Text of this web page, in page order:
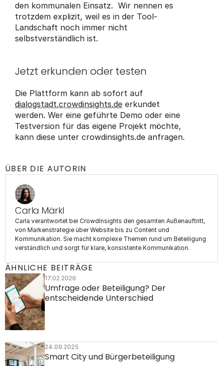
den kommunalen Einsatz.  Wir nennen es
trotzdem explizit, weil es in der Tool-
Landschaft noch immer nicht
selbstverständlich ist.
Jetzt erkunden oder testen
dialogstadt.crowdinsights.de erkundet
werden. Wer eine geführte Demo oder eine
Testversion für das eigene Projekt möchte,
kann diese unter crowdinsights.de anfragen.
ÄHNLICHE BEITRÄGE
17.02.2026
Umfrage oder Beteiligung? Der
entscheidende Unterschied
24.09.2025
Smart City und Bürgerbeteiligung
ÜBER DIE AUTORIN
Carla Märkl
Carla verantwortet bei CrowdInsights den gesamten Außenauftritt,
von Markenstrategie über Website bis zu Content und
Kommunikation. Sie macht komplexe Themen rund um Beteiligung
verständlich und sorgt für klare, konsistente Kommunikation.